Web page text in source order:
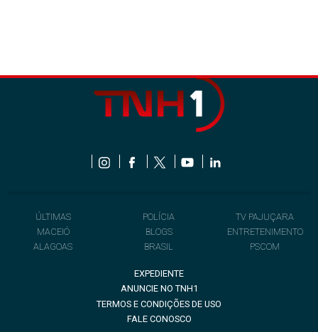
ÚLTIMAS
MACEIÓ
ALAGOAS
POLÍCIA
BLOGS
BRASIL
TV PAJUÇARA
ENTRETENIMENTO
PSCOM
EXPEDIENTE
ANUNCIE NO TNH1
TERMOS E CONDIÇÕES DE USO
FALE CONOSCO